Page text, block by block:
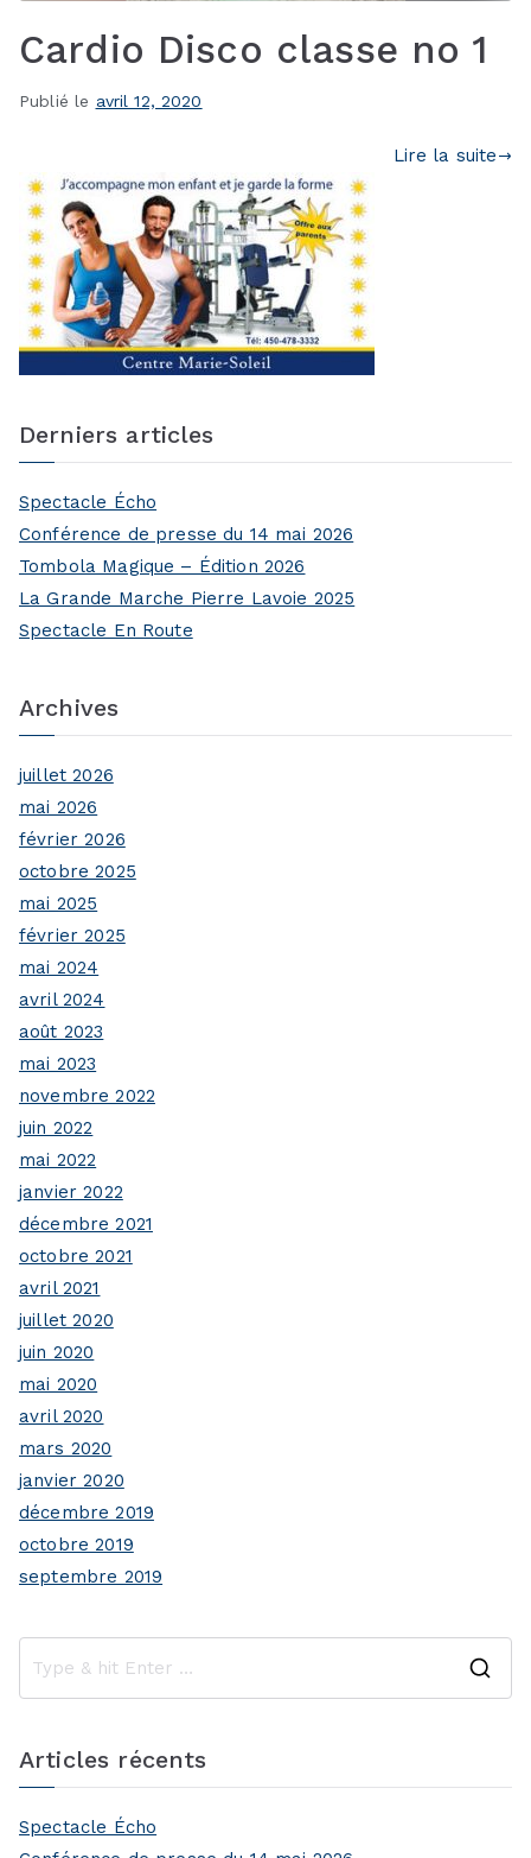
Cardio Disco classe no 1
Publié le avril 12, 2020
Lire la suite
Derniers articles
Spectacle Écho
Conférence de presse du 14 mai 2026
Tombola Magique – Édition 2026
La Grande Marche Pierre Lavoie 2025
Spectacle En Route
Archives
juillet 2026
mai 2026
février 2026
octobre 2025
mai 2025
février 2025
mai 2024
avril 2024
août 2023
mai 2023
novembre 2022
juin 2022
mai 2022
janvier 2022
décembre 2021
octobre 2021
avril 2021
juillet 2020
juin 2020
mai 2020
avril 2020
mars 2020
janvier 2020
décembre 2019
octobre 2019
septembre 2019
Articles récents
Spectacle Écho